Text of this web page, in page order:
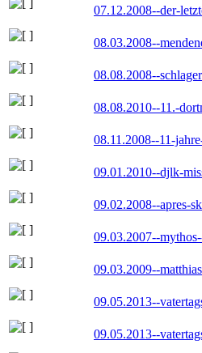
07.12.2008--der-
08.03.2008--
08.08.2008--
08.08.2010--11.-
08.11.2008--11-
09.01.2010--djlk-
09.02.2008--apres-
09.03.2007--
09.03.2009--
09.05.2013--
09.05.2013--